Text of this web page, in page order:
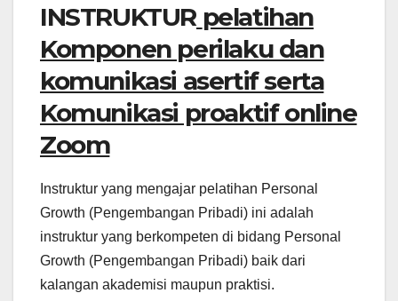
INSTRUKTUR pelatihan
Komponen perilaku dan
komunikasi asertif serta
Komunikasi proaktif online
Zoom
Instruktur yang mengajar pelatihan Personal
Growth (Pengembangan Pribadi) ini adalah
instruktur yang berkompeten di bidang Personal
Growth (Pengembangan Pribadi) baik dari
kalangan akademisi maupun praktisi.